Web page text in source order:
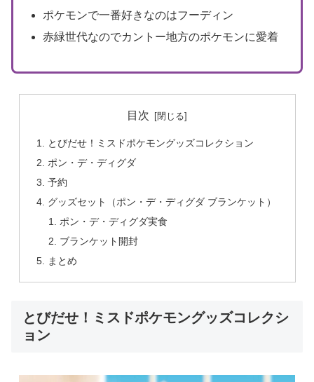
ポケモンで一番好きなのはフーディン
赤緑世代なのでカントー地方のポケモンに愛着
目次
とびだせ！ミスドポケモングッズコレクション
ポン・デ・ディグダ
予約
グッズセット（ポン・デ・ディグダ ブランケット）
ポン・デ・ディグダ実食
ブランケット開封
まとめ
とびだせ！ミスドポケモングッズコレクシ
ョン